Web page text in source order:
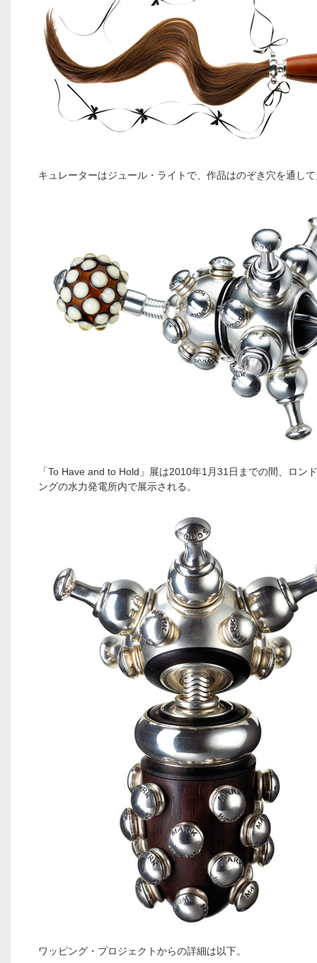
キュレーターはジュール・ライトで、作品はのぞき穴を通し
「To Have and to Hold」展は2010年1月31日までの間、ロン
ングの水力発電所内で展示される。
ワッピング・プロジェクトからの詳細は以下。